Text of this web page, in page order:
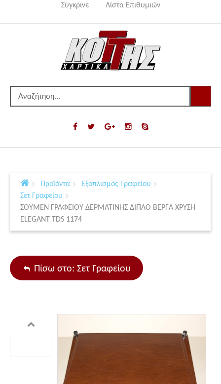
Σύγκρινε Λίστα Επιθυμιών
Προϊόντα
Εξοπλισμός Γραφείου
Σετ Γραφείου
ΣΟΥΜΕΝ ΓΡΑΦΕΙΟΥ ΔΕΡΜΑΤΙΝΗΣ ΔΙΠΛΟ ΒΕΡΓΑ ΧΡΥΣΗ
ELEGANT TDS 1174
Πίσω στο: Σετ Γραφείου